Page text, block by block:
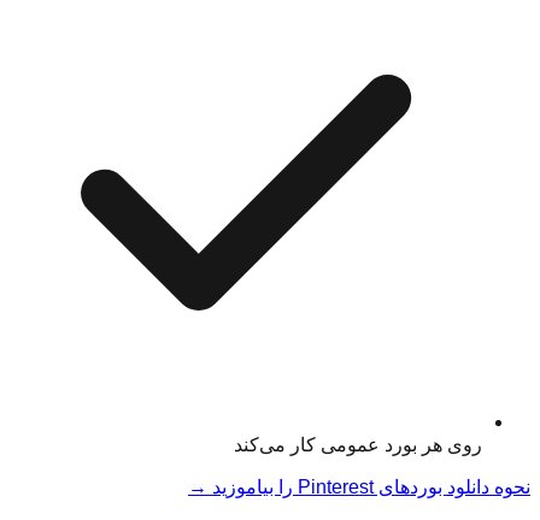
روی هر بورد عمومی کار می‌کند
نحوه دانلود بوردهای Pinterest را بیاموزید →